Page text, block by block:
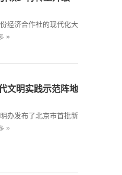
经济合作社的现代化大
»
文明实践示范阵地
办发布了北京市首批新
»